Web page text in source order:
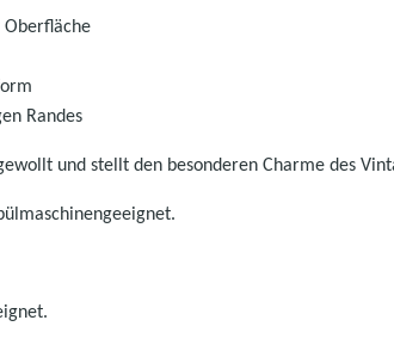
Randes
und stellt den besonderen Charme des